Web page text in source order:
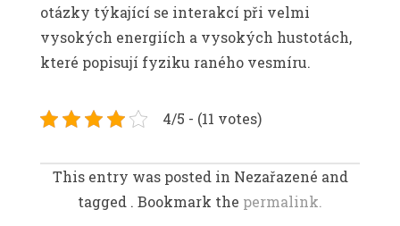
otázky týkající se interakcí při velmi
vysokých energiích a vysokých hustotách,
které popisují fyziku raného vesmíru.
4/5 - (11 votes)
This entry was posted in Nezařazené and
tagged . Bookmark the permalink.